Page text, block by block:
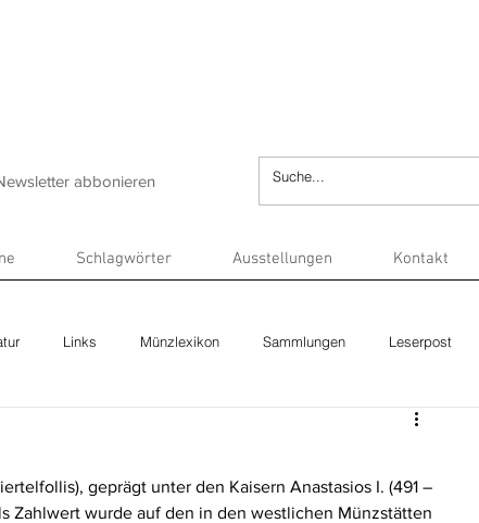
abbonieren
Schlagwörter Ausstellungen Kontakt
Links Münzlexikon Sammlungen Leserpost
geprägt unter den Kaisern Anastasios I. (491 –
Zahlwert wurde auf den in den westlichen Münzstätten